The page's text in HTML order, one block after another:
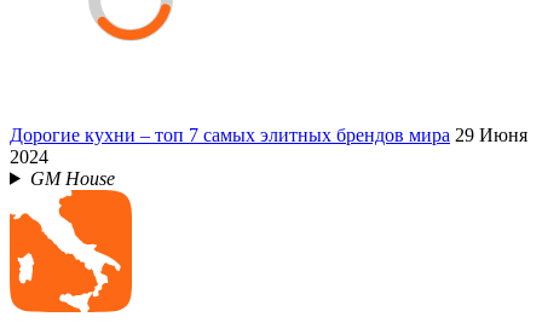
Дорогие кухни – топ 7 самых элитных брендов мира 29 Июня
2024
GM House